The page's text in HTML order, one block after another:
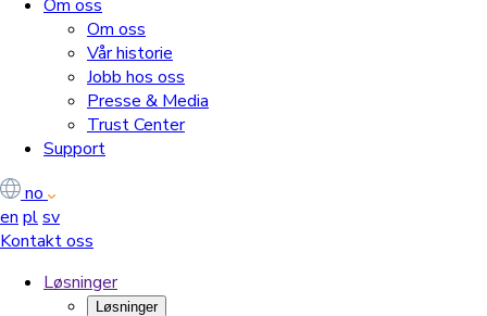
Om oss
Om oss
Vår historie
Jobb hos oss
Presse & Media
Trust Center
Support
no
en plsv
Kontakt oss
Løsninger
Løsninger